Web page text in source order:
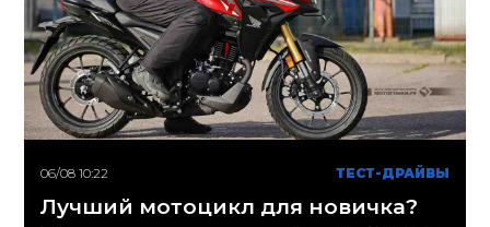
06/08 10:22 ТЕСТ-ДРАЙВЫ
Лучший мотоцикл для новичка?